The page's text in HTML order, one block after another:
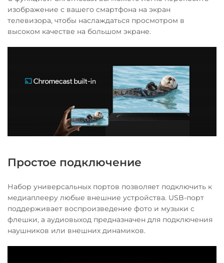
изображение с вашего смартфона на экран
телевизора, чтобы наслаждаться просмотром в
высоком качестве на большом экране.
Простое подключение
Набор универсальных портов позволяет подключить к
медиаплееру любые внешние устройства. USB-порт
поддерживает воспроизведение фото и музыки с
флешки, а аудиовыход предназначен для подключения
наушников или внешних динамиков.